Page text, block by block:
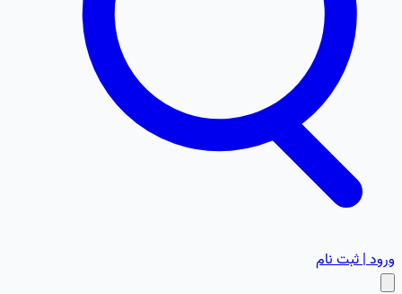
ورود | ثبت نام